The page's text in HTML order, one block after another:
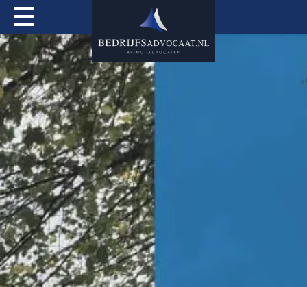
Actueel
Over mij
Expertises
Special Services
Tarieven
Contact